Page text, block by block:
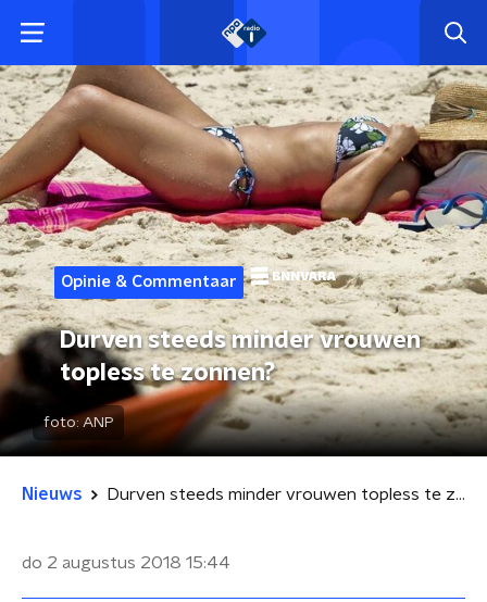
Opinie & Commentaar
Durven steeds minder vrouwen
topless te zonnen?
foto: ANP
Nieuws Durven steeds minder vrouwen topless te zonnen?
do 2 augustus 2018 15:44